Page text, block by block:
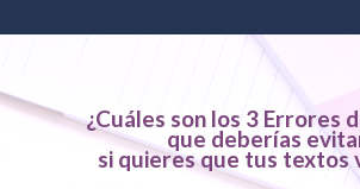
¿Cuáles son los 3 Errores
que deberías
si quieres que tus textos